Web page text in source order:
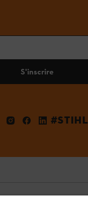
S'inscrire
#STIHL